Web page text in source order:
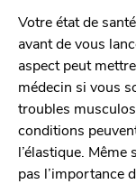
Votre état de
avant de vous
aspect peut
médecin si vous
troubles
conditions
l’élastique.
pas l’importance